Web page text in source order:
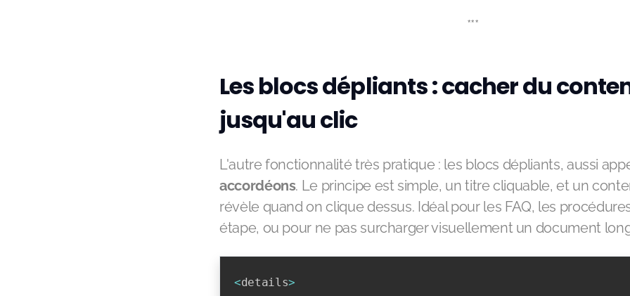
***
Les blocs dépliants : cacher du
jusqu'au clic
L'autre fonctionnalité très pratique : les blocs dépliants, aussi
accordéons. Le principe est simple, un titre cliquable, et un
révèle quand on clique dessus. Idéal pour les FAQ, les
étape, ou pour ne pas surcharger visuellement un document
<details>